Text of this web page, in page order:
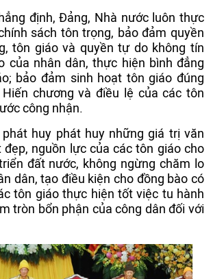
định, Đảng, Nhà nước luôn thực
sách tôn trọng, bảo đảm quyền
tôn giáo và quyền tự do không tín
của nhân dân, thực hiện bình đẳng
bảo đảm sinh hoạt tôn giáo đúng
chương và điều lệ của các tôn
công nhận.
phát huy phát huy những giá trị văn
đẹp, nguồn lực của các tôn giáo cho
đất nước, không ngừng chăm lo
dân, tạo điều kiện cho đồng bào có
tôn giáo thực hiện tốt việc tu hành
tròn bổn phận của công dân đối với